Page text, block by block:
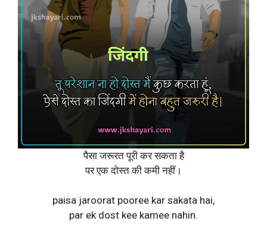
पैसा जरूरत पूरी कर सकता है
पर एक दोस्त की कमी नहीं।
paisa jaroorat pooree kar sakata hai,
par ek dost kee kamee nahin.